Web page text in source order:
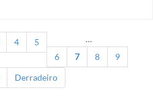
…
4
5
6
7 8
9
Derradeiro